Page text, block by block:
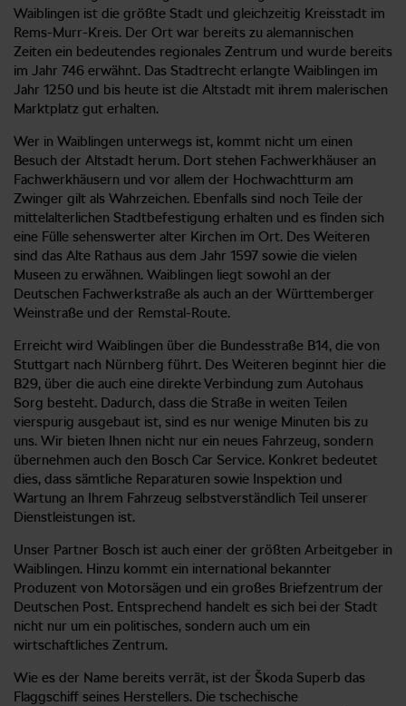
Waiblingen ist die größte Stadt und gleichzeitig Kreisstadt im
Rems-Murr-Kreis. Der Ort war bereits zu alemannischen
Zeiten ein bedeutendes regionales Zentrum und wurde bereits
im Jahr 746 erwähnt. Das Stadtrecht erlangte Waiblingen im
Jahr 1250 und bis heute ist die Altstadt mit ihrem malerischen
Marktplatz gut erhalten.
Wer in Waiblingen unterwegs ist, kommt nicht um einen
Besuch der Altstadt herum. Dort stehen Fachwerkhäuser an
Fachwerkhäusern und vor allem der Hochwachtturm am
Zwinger gilt als Wahrzeichen. Ebenfalls sind noch Teile der
mittelalterlichen Stadtbefestigung erhalten und es finden sich
eine Fülle sehenswerter alter Kirchen im Ort. Des Weiteren
sind das Alte Rathaus aus dem Jahr 1597 sowie die vielen
Museen zu erwähnen. Waiblingen liegt sowohl an der
Deutschen Fachwerkstraße als auch an der Württemberger
Weinstraße und der Remstal-Route.
Erreicht wird Waiblingen über die Bundesstraße B14, die von
Stuttgart nach Nürnberg führt. Des Weiteren beginnt hier die
B29, über die auch eine direkte Verbindung zum Autohaus
Sorg besteht. Dadurch, dass die Straße in weiten Teilen
vierspurig ausgebaut ist, sind es nur wenige Minuten bis zu
uns. Wir bieten Ihnen nicht nur ein neues Fahrzeug, sondern
übernehmen auch den Bosch Car Service. Konkret bedeutet
dies, dass sämtliche Reparaturen sowie Inspektion und
Wartung an Ihrem Fahrzeug selbstverständlich Teil unserer
Dienstleistungen ist.
Unser Partner Bosch ist auch einer der größten Arbeitgeber in
Waiblingen. Hinzu kommt ein international bekannter
Produzent von Motorsägen und ein großes Briefzentrum der
Deutschen Post. Entsprechend handelt es sich bei der Stadt
nicht nur um ein politisches, sondern auch um ein
wirtschaftliches Zentrum.
Wie es der Name bereits verrät, ist der Škoda Superb das
Flaggschiff seines Herstellers. Die tschechische